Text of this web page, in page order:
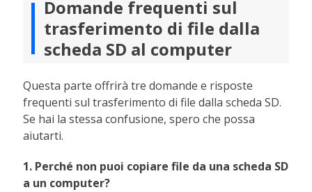
Domande frequenti sul
trasferimento di file dalla
scheda SD al computer
Questa parte offrirà tre domande e risposte
frequenti sul trasferimento di file dalla scheda SD.
Se hai la stessa confusione, spero che possa
aiutarti.
1. Perché non puoi copiare file da una scheda SD
a un computer?